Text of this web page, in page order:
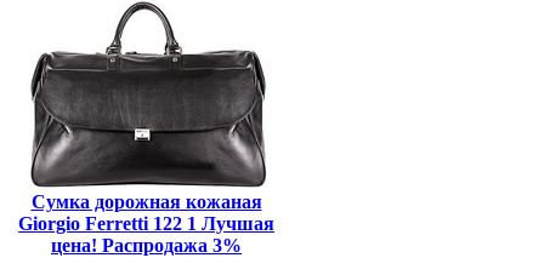
Сумка дорожная кожаная
Giorgio Ferretti 122 1 Лучшая
цена! Распродажа 3%